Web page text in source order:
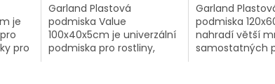
je
pro
Garland Plastová
podmiska Value
100x40x5cm je univerzální
podmiska pro rostliny,
Garland
podmiska
nahradí větší
samostatných